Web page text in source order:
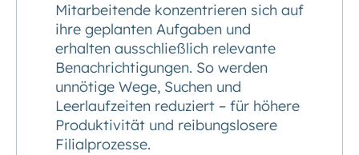
Mitarbeitende konzentrieren sich auf
ihre geplanten Aufgaben und
erhalten ausschließlich relevante
Benachrichtigungen. So werden
unnötige Wege, Suchen und
Leerlaufzeiten reduziert – für höhere
Produktivität und reibungslosere
Filialprozesse.